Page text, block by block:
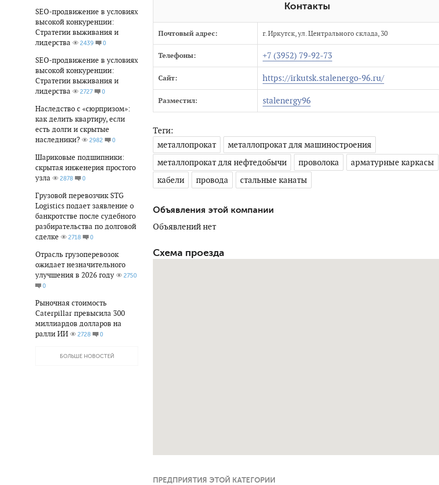
SEO-продвижение в условиях
высокой конкуренции:
Стратегии выживания и
лидерства
2439 0
SEO-продвижение в условиях
высокой конкуренции:
Стратегии выживания и
лидерства
2727 0
Наследство с «сюрпризом»:
как делить квартиру, если
есть долги и скрытые
наследники?
2982 0
Шариковые подшипники:
скрытая инженерия простого
узла
2878 0
Грузовой перевозчик STG
Logistics подает заявление о
банкротстве после судебного
разбирательства по долговой
сделке
2718 0
Отрасль грузоперевозок
ожидает незначительного
улучшения в 2026 году
2750
0
Рыночная стоимость
Caterpillar превысила 300
миллиардов долларов на
ралли ИИ
2728 0
БОЛЬШЕ НОВОСТЕЙ
Контакты
Почтовый адрес: г. Иркутск, ул. Центрального склада, 30
Телефоны: +7 (3952) 79-92-73
Сайт: https://irkutsk.stalenergo-96.ru/
Разместил: stalenergy96
Теги:
металлопрокат
металлопрокат для машиностроения
металлопрокат для нефтедобычи
проволока
арматурные каркасы
кабели
провода стальные канаты
Объявления этой компании
Объявлений нет
Схема проезда
ПРЕДПРИЯТИЯ ЭТОЙ КАТЕГОРИИ